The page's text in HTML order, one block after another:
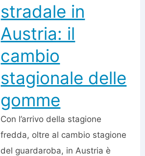
stradale in
Austria: il
cambio
stagionale delle
gomme
Con l’arrivo della stagione
fredda, oltre al cambio stagione
del guardaroba, in Austria è